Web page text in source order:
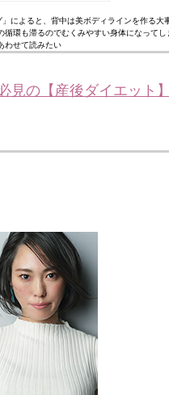
よると、背中は美ボディラインを作る大
環も滞るのでむくみやすい身体になってし
わせて読みたい
見の【産後ダイエット